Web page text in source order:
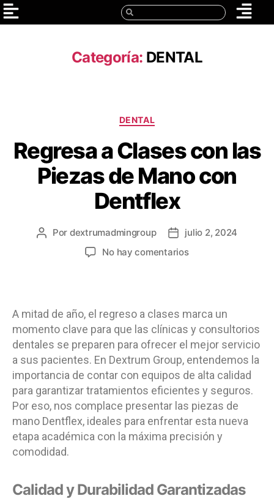
Categoría: DENTAL
DENTAL
Regresa a Clases con las
Piezas de Mano con
Dentflex
Por dextrumadmingroup
julio 2, 2024
No hay comentarios
A mitad de año, el regreso a clases marca un
momento clave para que las clínicas y consultorios
dentales se preparen para ofrecer el mejor servicio
a sus pacientes. En Dextrum Group, entendemos la
importancia de contar con equipos de alta calidad
para garantizar tratamientos eficientes y seguros.
Por eso, nos complace presentar las piezas de
mano Dentflex, ideales para enfrentar esta nueva
etapa académica con la máxima precisión y
comodidad.
Calidad y Durabilidad Garantizadas